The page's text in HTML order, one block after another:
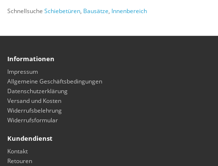
Schnellsuche Schiebetüren, Bausätze, Innenbereich
Informationen
Impressum
Allgemeine Geschäftsbedingungen
Datenschutzerklärung
Versand und Kosten
Widerrufsbelehrung
Widerrufsformular
Kundendienst
Kontakt
Retouren